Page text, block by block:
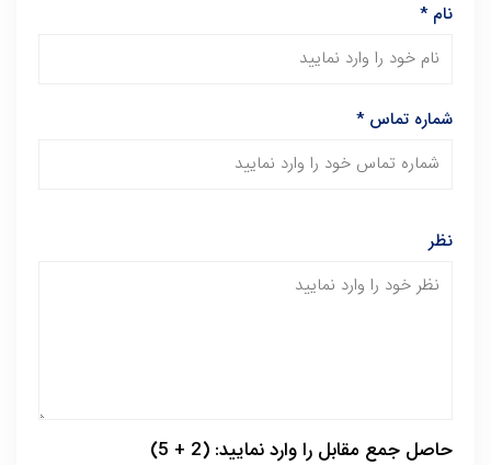
نام*
شماره تماس*
نظر
حاصل جمع مقابل را وارد نمایید: (2 + 5)